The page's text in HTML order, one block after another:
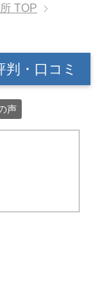
TOP
・口コミ
声